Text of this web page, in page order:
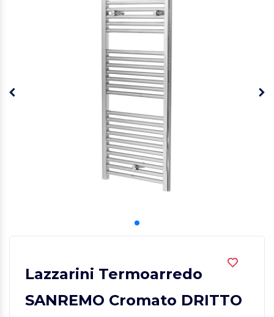
Lazzarini Termoarredo
SANREMO Cromato DRITTO